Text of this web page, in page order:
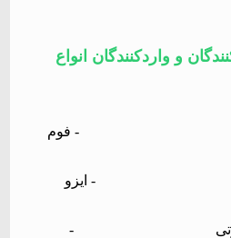
و واردکنندگان انواع
- فوم
- ایزو
-